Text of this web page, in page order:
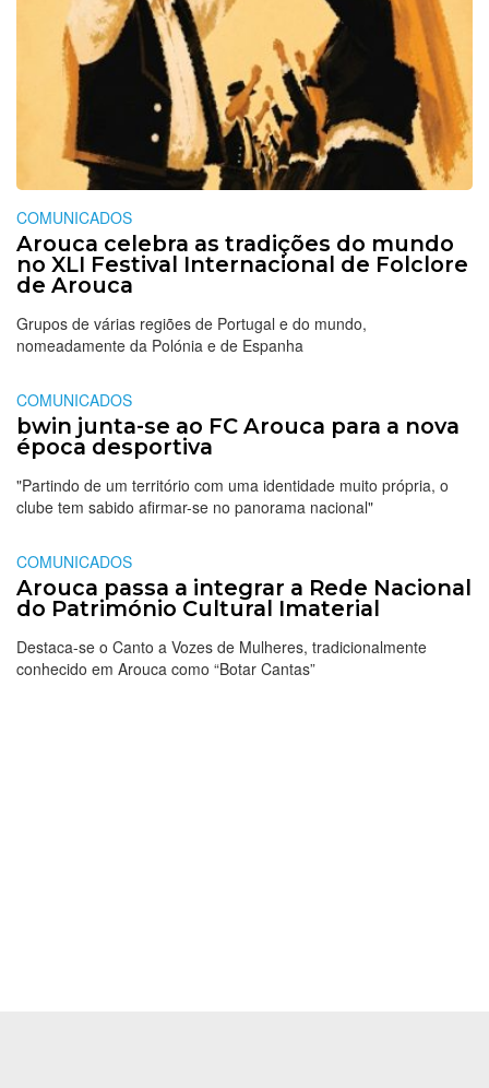
COMUNICADOS
Arouca celebra as tradições do mundo
no XLI Festival Internacional de Folclore
de Arouca
Grupos de várias regiões de Portugal e do mundo,
nomeadamente da Polónia e de Espanha
COMUNICADOS
bwin junta-se ao FC Arouca para a nova
época desportiva
"Partindo de um território com uma identidade muito própria, o
clube tem sabido afirmar-se no panorama nacional"
COMUNICADOS
Arouca passa a integrar a Rede Nacional
do Património Cultural Imaterial
Destaca-se o Canto a Vozes de Mulheres, tradicionalmente
conhecido em Arouca como “Botar Cantas”